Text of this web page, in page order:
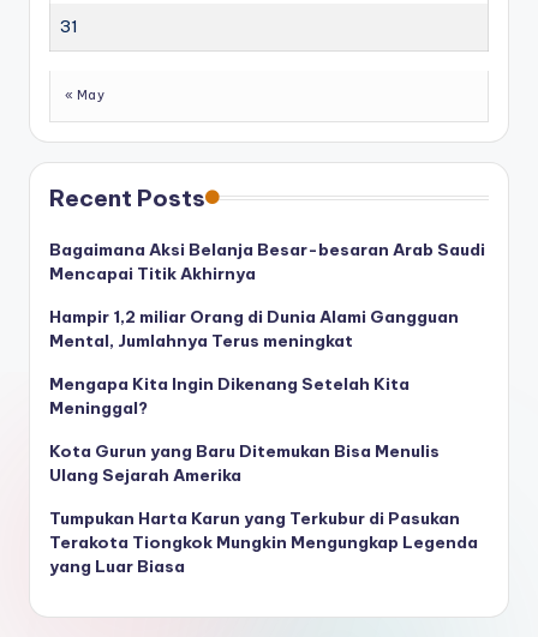
31
« May
Recent Posts
Bagaimana Aksi Belanja Besar-besaran Arab Saudi
Mencapai Titik Akhirnya
Hampir 1,2 miliar Orang di Dunia Alami Gangguan
Mental, Jumlahnya Terus meningkat
Mengapa Kita Ingin Dikenang Setelah Kita
Meninggal?
Kota Gurun yang Baru Ditemukan Bisa Menulis
Ulang Sejarah Amerika
Tumpukan Harta Karun yang Terkubur di Pasukan
Terakota Tiongkok Mungkin Mengungkap Legenda
yang Luar Biasa